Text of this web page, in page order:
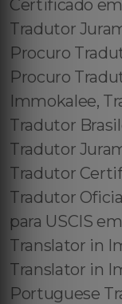
Certificado
Tradutor
Procuro
Procuro
Immokalee,
Tradutor
Tradutor
Tradutor
Tradutor
para USCIS
Translator in
Translator in
Portuguese